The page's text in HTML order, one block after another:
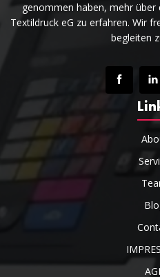
genommen haben, mehr
Textildruck eG zu erfahren. Wir
begleiten